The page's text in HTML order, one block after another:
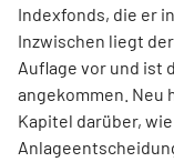
Indexfonds, die er
Inzwischen liegt
Auflage vor und ist
angekommen. Neu
Kapitel darüber,